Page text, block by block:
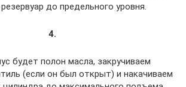
до предельного уровня.
4.
будет полон масла, закручиваем
(если он был открыт) и накачиваем